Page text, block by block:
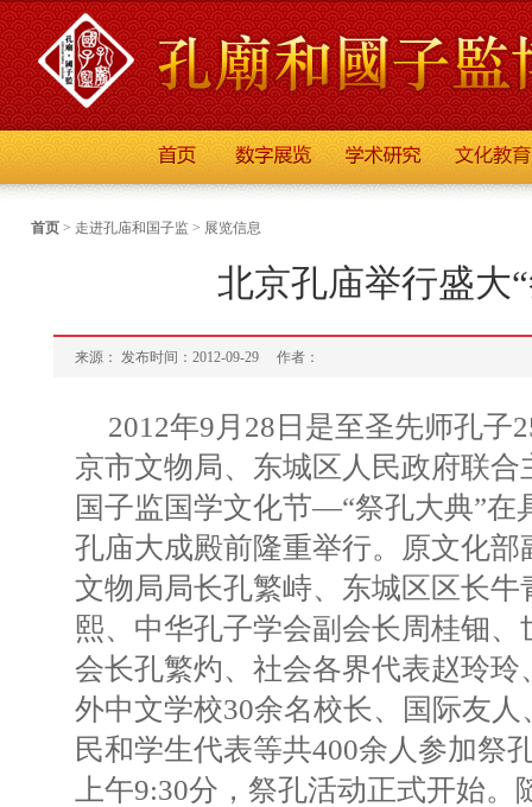
首页 > 走进孔庙和国子监 > 展览信息
北京孔庙举行盛大
来源： 发布时间：2012-09-29 作者：
2012年9月28日是至圣先师孔子
京市文物局、东城区人民政府联
国子监国学文化节—“祭孔大典”在
孔庙大成殿前隆重举行。原文化
文物局局长孔繁峙、东城区区长牛
熙、中华孔子学会副会长周桂钿
会长孔繁灼、社会各界代表赵玲
外中文学校30余名校长、国际友
民和学生代表等共400余人参加祭
上午9:30分，祭孔活动正式开始。